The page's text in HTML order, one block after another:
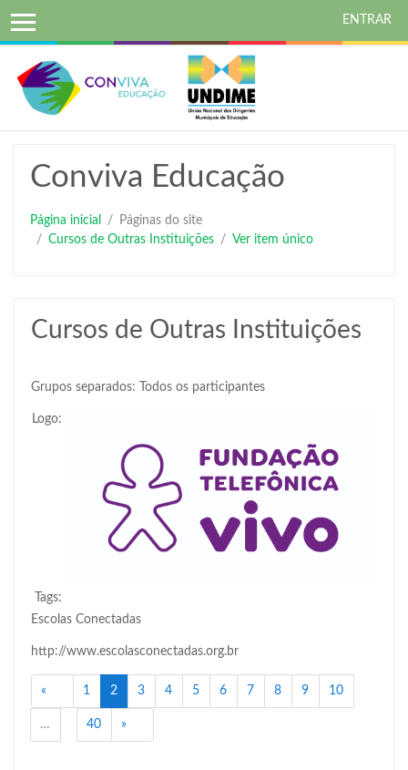
para
conteúdo
principal
ENTRAR
Conviva Educação
Página inicial
Páginas do site
Cursos de Outras Instituições
Ver item único
Cursos de Outras Instituições
Grupos separados: Todos os participantes
Logo:
Tags:
Escolas Conectadas
http://www.escolasconectadas.org.br
« Anterior
1 2 (atual)
3 4 5 6 7 8 9 10
… 40 »